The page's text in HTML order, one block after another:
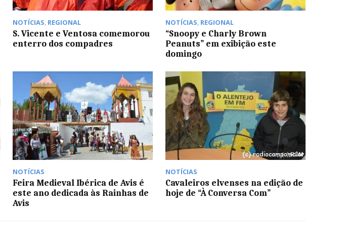
NOTÍCIAS, REGIONAL
S. Vicente e Ventosa comemorou
enterro dos compadres
NOTÍCIAS, REGIONAL
“Snoopy e Charly Brown 
Peanuts” em exibição este
domingo
NOTÍCIAS
Feira Medieval Ibérica de Avis é
este ano dedicada às Rainhas de
Avis
NOTÍCIAS
Cavaleiros elvenses na edição de
hoje de “À Conversa Com”